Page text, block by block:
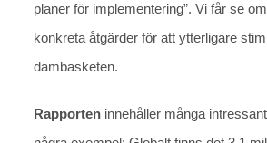
planer för implementering”. Vi får se
konkreta åtgärder för att ytterligare
dambasketen.
Rapporten innehåller många